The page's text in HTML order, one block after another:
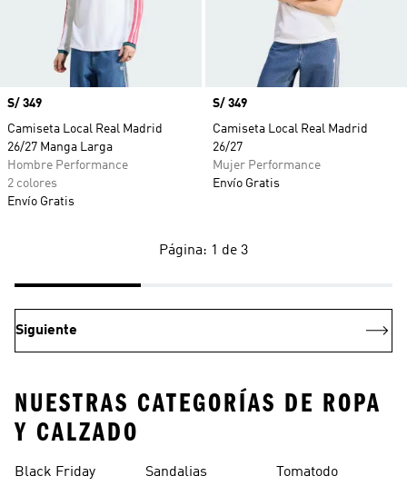
Precio
S/ 349
Camiseta Local Real Madrid
26/27 Manga Larga
Hombre Performance
2 colores
Envío Gratis
Precio
S/ 349
Camiseta Local Real Madrid
26/27
Mujer Performance
Envío Gratis
Página: 1 de 3
Siguiente
NUESTRAS CATEGORÍAS DE ROPA
Y CALZADO
Black Friday Sandalias Tomatodo